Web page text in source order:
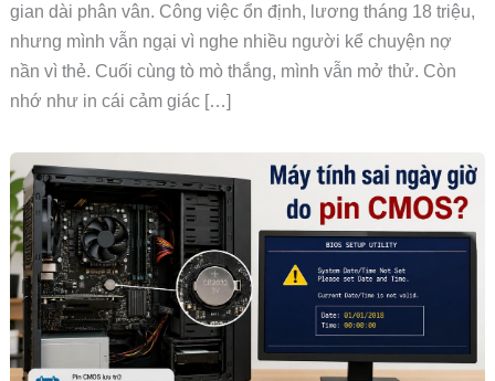
gian dài phân vân. Công việc ổn định, lương tháng 18 triệu,
nhưng mình vẫn ngại vì nghe nhiều người kể chuyện nợ
nần vì thẻ. Cuối cùng tò mò thắng, mình vẫn mở thử. Còn
nhớ như in cái cảm giác […]